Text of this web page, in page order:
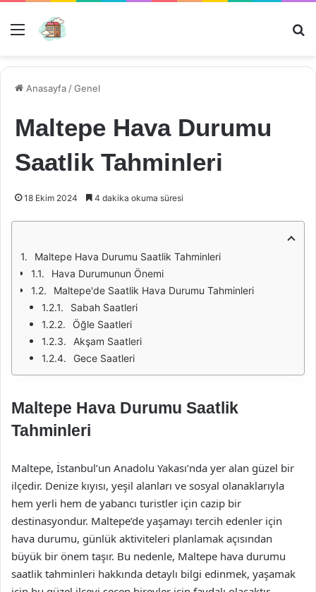
Menü
Anasayfa /Genel
Maltepe Hava Durumu
Saatlik Tahminleri
18 Ekim 2024 4 dakika okuma süresi
Maltepe Hava Durumu Saatlik Tahminleri
Hava Durumunun Önemi
Maltepe'de Saatlik Hava Durumu Tahminleri
Sabah Saatleri
Öğle Saatleri
Akşam Saatleri
Gece Saatleri
Maltepe Hava Durumu Saatlik
Tahminleri
Maltepe, İstanbul’un Anadolu Yakası’nda yer alan güzel bir
ilçedir. Denize kıyısı, yeşil alanları ve sosyal olanaklarıyla
hem yerli hem de yabancı turistler için cazip bir
destinasyondur. Maltepe’de yaşamayı tercih edenler için
hava durumu, günlük aktiviteleri planlamak açısından
büyük bir önem taşır. Bu nedenle, Maltepe hava durumu
saatlik tahminleri hakkında detaylı bilgi edinmek, yaşamak